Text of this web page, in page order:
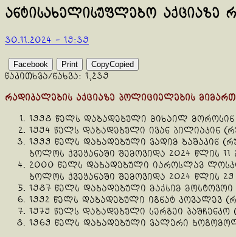
ანტისახელისუფლებო აქციაზე
30.11.2024 - 19:39
Facebook Print CopyCopied
წაკითხვა/ნახვა: 1,239
რადიკალების აქციაზე პოლიციელების
1998 წელს დაბადებული მიხაილ
1994 წელს დაბადებული ივან პილიაკინ
1999 წელს დაბადებული ⁠ვადიმ ბაშაკინ
ბოლოს ქვეყანაში შემოვიდა 2024 წლის 11
2000 წელს დაბადებული ⁠იაროსლავ
ბოლოს ქვეყანაში შემოვიდა 2024 წლის 29
1987 წელს დაბადებული ⁠მაქსიმ
1992 წელს დაბადებული იგნატ კოვალევ
1979 წელს დაბადებული ⁠სერგეი პაშჩენკო
1969 წელს დაბადებული ვალერი